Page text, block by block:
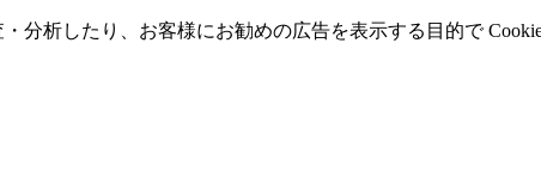
分析したり、お客様にお勧めの広告を表⽰する⽬的で